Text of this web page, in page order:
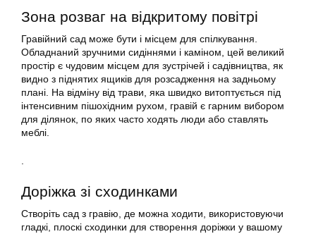
Зона розваг на відкритому повітрі
Гравійний сад може бути і місцем для спілкування.
Обладнаний зручними сидіннями і каміном, цей великий
простір є чудовим місцем для зустрічей і садівництва, як
видно з піднятих ящиків для розсадження на задньому
плані. На відміну від трави, яка швидко витоптується під
інтенсивним пішохідним рухом, гравій є гарним вибором
для ділянок, по яких часто ходять люди або ставлять
меблі.
.
Доріжка зі сходинками
Створіть сад з гравію, де можна ходити, використовуючи
гладкі, плоскі сходинки для створення доріжки у вашому